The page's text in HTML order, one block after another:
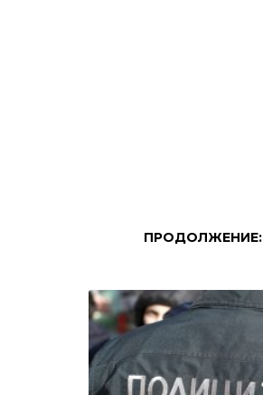
ПРОДОЛЖЕНИЕ: